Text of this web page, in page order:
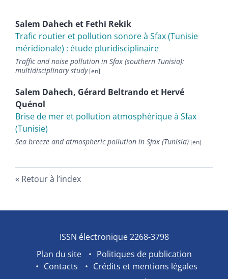
Salem Dahech et Fethi Rekik
Trafic routier et pollution sonore à Sfax (Tunisie
méridionale) : étude pluridisciplinaire
Traffic and noise pollution in Sfax (southern Tunisia):
multidisciplinary study
Salem Dahech, Gérard Beltrandoet Hervé
Quénol
Brise de mer et pollution atmosphérique à Sfax
(Tunisie)
Sea breeze and atmospheric pollution in Sfax (Tunisia)
Retour à l’index
ISSN électronique 2268-3798
Plan du site
Politiques de publication
Contacts
Crédits et mentions légales